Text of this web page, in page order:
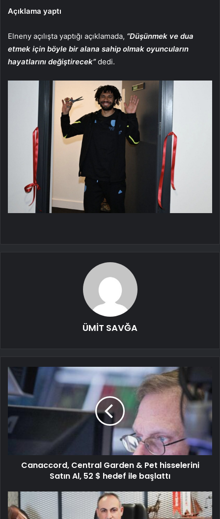
Açıklama yaptı
Elneny açılışta yaptığı açıklamada, “Düşünmek ve dua
etmek için böyle bir alana sahip olmak oyuncuların
hayatlarını değiştirecek”dedi.
ÜMİT SAVĞA
Canaccord, Central Garden & Pet hisselerini
Satın Al, 52 $ hedef ile başlattı